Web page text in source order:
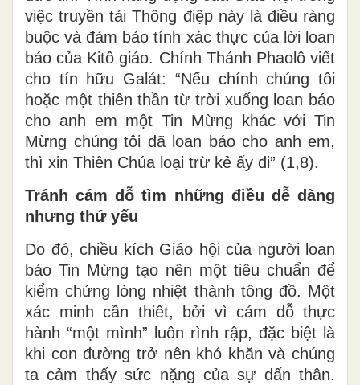
việc truyền tải Thông điệp này là điều ràng
buộc và đảm bảo tính xác thực của lời loan
báo của Kitô giáo. Chính Thánh Phaolô viết
cho tín hữu Galát: “Nếu chính chúng tôi
hoặc một thiên thần từ trời xuống loan báo
cho anh em một Tin Mừng khác với Tin
Mừng chúng tôi đã loan báo cho anh em,
thì xin Thiên Chúa loại trừ kẻ ấy đi” (1,8).
Tránh cám dỗ tìm những điều dễ dàng
nhưng thứ yếu
Do đó, chiều kích Giáo hội của người loan
báo Tin Mừng tạo nên một tiêu chuẩn để
kiểm chứng lòng nhiệt thành tông đồ. Một
xác minh cần thiết, bởi vì cám dỗ thực
hành “một mình” luôn rình rập, đặc biệt là
khi con đường trở nên khó khăn và chúng
ta cảm thấy sức nặng của sự dấn thân.